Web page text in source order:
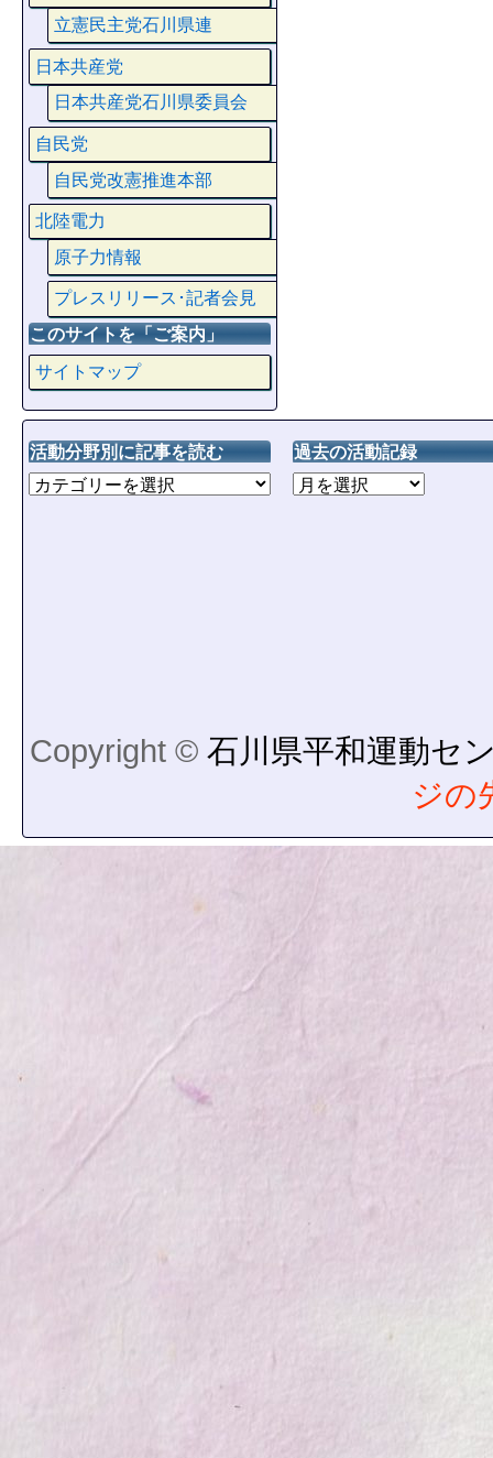
立憲民主党石川県連
日本共産党
日本共産党石川県委員会
自民党
自民党改憲推進本部
北陸電力
原子力情報
プレスリリース･記者会見
このサイトを「ご案内」
サイトマップ
活動分野別に記事を読む 過去の活動記録
Copyright © 石川県平和運動セ
ジの